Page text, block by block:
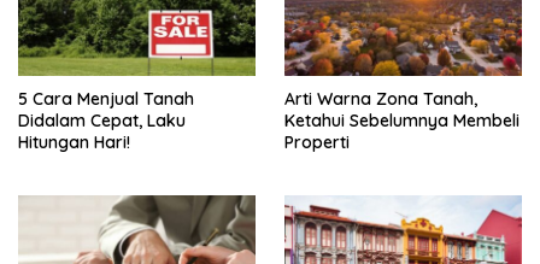
5 Cara Menjual Tanah
Didalam Cepat, Laku
Hitungan Hari!
Arti Warna Zona Tanah,
Ketahui Sebelumnya Membeli
Properti